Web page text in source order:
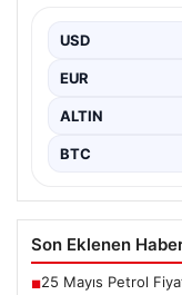
sistemlerini
güncelleme
USD
EUR
ALTIN
BTC
Son Eklenen
■25 Mayıs Petrol